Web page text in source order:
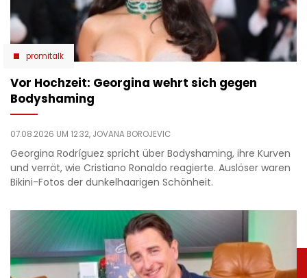
promitalk
Vor Hochzeit: Georgina wehrt sich gegen
Bodyshaming
07.08.2026 UM 12:32, JOVANA BOROJEVIC
Georgina Rodríguez spricht über Bodyshaming, ihre Kurven
und verrät, wie Cristiano Ronaldo reagierte. Auslöser waren
Bikini-Fotos der dunkelhaarigen Schönheit.